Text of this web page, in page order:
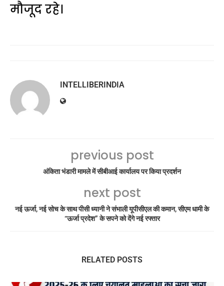
मौजूद रहे।
INTELLIBERINDIA
previous post
अंकिता भंडारी मामले में सीबीआई कार्यालय पर किया प्रदर्शन
next post
नई ऊर्जा, नई सोच के साथ पीसी ध्यानी ने संभाली यूपीसीएल की कमान, सीएम धामी के
“ऊर्जा प्रदेश” के सपने को देंगे नई रफ्तार
RELATED POSTS